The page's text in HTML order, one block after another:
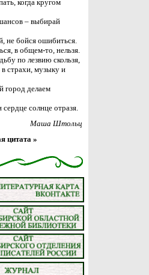
когда кругом
– выбирай
не бойся ошибиться.
в общем-то, нельзя.
по лезвию скользя,
страхи, музыку и
делаем
сердце солнце отразя.
Маша Штольц
цитата »